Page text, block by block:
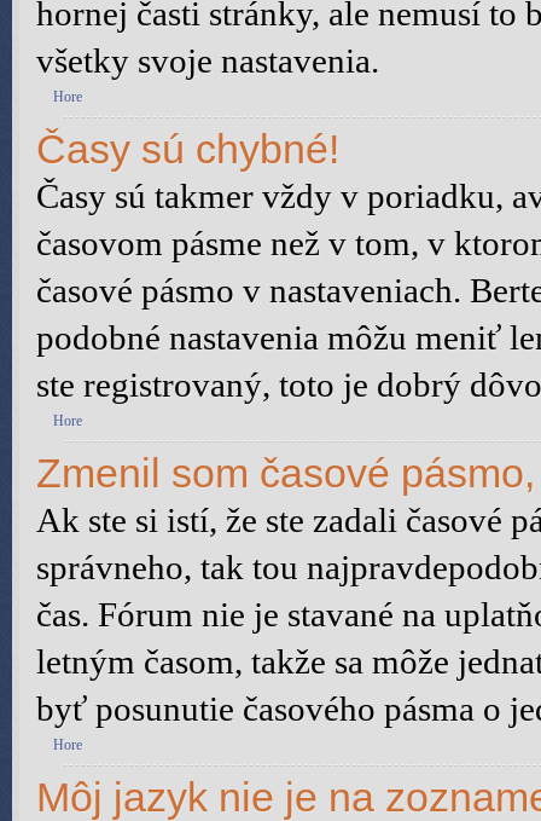
hornej časti stránky, ale nemusí
všetky svoje nastavenia.
Hore
Časy sú chybné!
Časy sú takmer vždy v poriadku,
časovom pásme než v tom, v
časové pásmo v nastaveniach.
podobné nastavenia môžu meniť
ste registrovaný, toto je dobrý
Hore
Zmenil som časové
Ak ste si istí, že ste zadali časové
správneho, tak tou
čas. Fórum nie je stavané na
letným časom, takže sa môže
byť posunutie časového pásma o
Hore
Môj jazyk nie je na